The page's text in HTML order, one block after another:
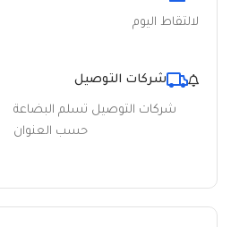
لالتقاط اليوم
شركات التوصيل
شركات التوصيل تسلم البضاعة
حسب العنوان